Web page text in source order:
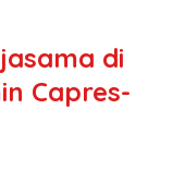
di
Capres-